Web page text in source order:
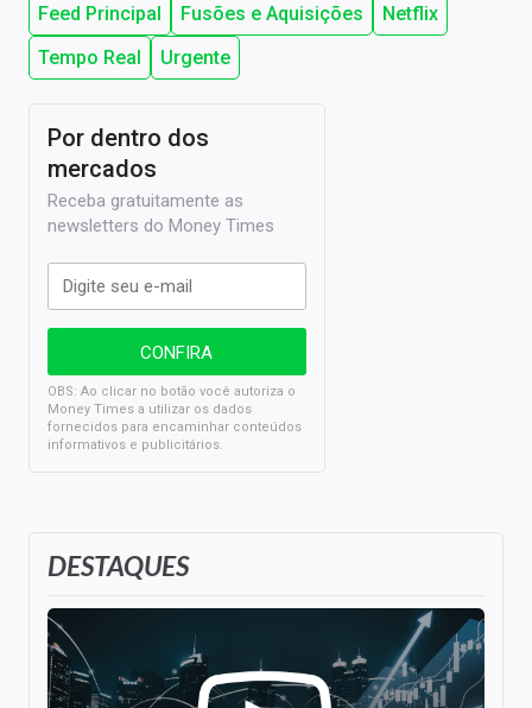
Feed Principal
Fusões e Aquisições
Netflix
Tempo Real
Urgente
DESTAQUES
Por dentro dos
mercados
Receba gratuitamente as
newsletters do Money Times
OBS: Ao clicar no botão você autoriza o
Money Times a utilizar os dados
fornecidos para encaminhar conteúdos
informativos e publicitários.